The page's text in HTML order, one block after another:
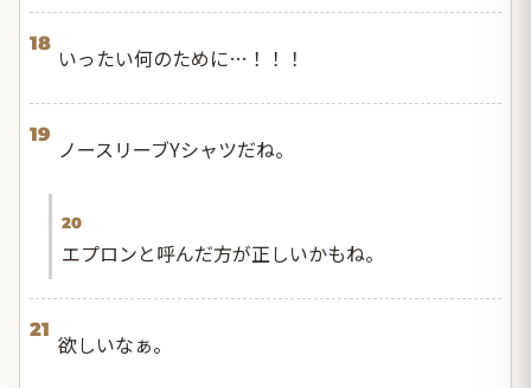
18
いったい何のために…！！！
19
ノースリーブYシャツだね。
20
エプロンと呼んだ方が正しいかもね。
21
欲しいなぁ。